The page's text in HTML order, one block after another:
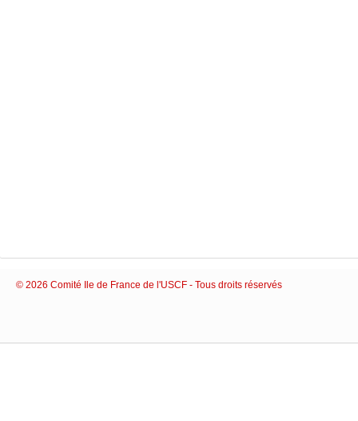
© 2026 Comité Ile de France de l'USCF - Tous droits réservés